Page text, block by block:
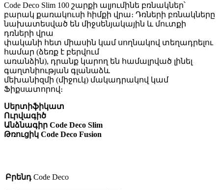
Code Deco Slim 100 շարքի ալյումինե բռնակներ՝
բարակ քառակուսի հիմքի վրա։ Դռների բռնակները
նախատեսված են միջսենյակային և մուտքի
դռների վրա
փականի հետ միասին կամ սողնակով տեղադրելու
համար (ձեռք է բերվում
առանձին), դրանք կարող են համալրված լինել
գաղտնիության գլանաձև
մեխանիզմի (միջուկ) մակադրակով կամ
Ֆիքսատորով։
Սերտիֆիկատ
Ուրվագիծ
Անձնագիր Code Deco Slim
Թռուցիկ Code Deco Fusion
Բրենդ Code Deco